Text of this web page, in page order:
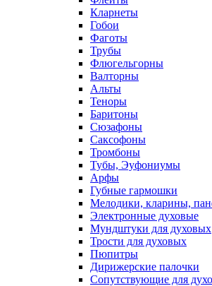
Кларнеты
Гобои
Фаготы
Трубы
Флюгельгорны
Валторны
Альты
Теноры
Баритоны
Сюзафоны
Саксофоны
Тромбоны
Тубы, Эуфониумы
Арфы
Губные гармошки
Мелодики, кларины,
Электронные духовые
Мундштуки для духовых
Трости для духовых
Пюпитры
Дирижерские палочки
Сопутствующие для